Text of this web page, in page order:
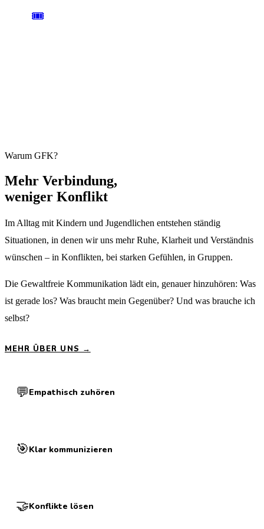
🎟️
Warum GFK?
Mehr Verbindung,
weniger Konflikt
Im Alltag mit Kindern und Jugendlichen entstehen ständig
Situationen, in denen wir uns mehr Ruhe, Klarheit und Verständnis
wünschen – in Konflikten, bei starken Gefühlen, in Gruppen.
Die Gewaltfreie Kommunikation lädt ein, genauer hinzuhören: Was
ist gerade los? Was braucht mein Gegenüber? Und was brauche ich
selbst?
MEHR ÜBER UNS →
💬Empathisch zuhören
🎯Klar kommunizieren
🤝Konflikte lösen